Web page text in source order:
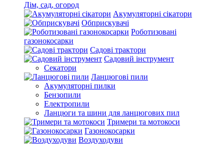
Дім, сад, огород
Акумуляторні сікатори
Обприскувачі
Роботизовані
газонокосарки
Садові трактори
Садовий інструмент
Секатори
Ланцюгові пили
Акумуляторні пилки
Бензопили
Електропили
Ланцюги та шини для ланцюгових пил
Тримери та мотокоси
Газонокосарки
Воздуходуви